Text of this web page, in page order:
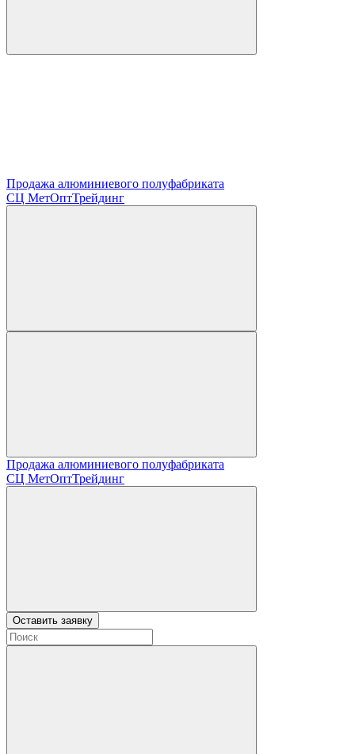
Продажа алюминиевого полуфабриката
СЦ МетОптТрейдинг
Продажа алюминиевого полуфабриката
СЦ МетОптТрейдинг
Оставить заявку